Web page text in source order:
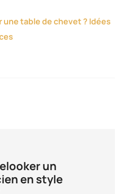
table de chevet ? Idées
un
en style